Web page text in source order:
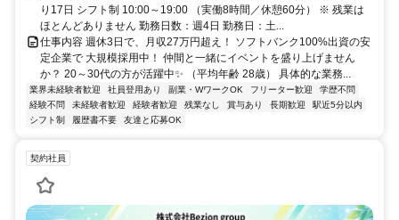
り17日 シフト制 10:00～19:00 （実働8時間／休憩60分） ※ 残業は
ほとんどありません 勤務日数：週4日 勤務日：土...
仕事内容 週休3日で、月収27万円超え！ ソフトバンク100%出資の安
定企業で 大規模採用中！ 仲間と一緒にイベントを盛り上げません
か？ 20～30代の方が活躍中✨ （平均年齢 28歳） 具体的な業務...
業界未経験者歓迎 社員登用あり 副業・WワークOK フリーター歓迎
学歴不問
経験不問
未経験者歓迎 経験者歓迎 残業なし 賞与あり 長期歓迎
駅近5分以内
シフト制
履歴書不要 友達と応募OK
契約社員